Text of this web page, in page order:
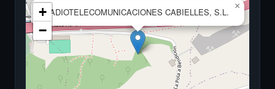
RADIOTELECOMUNICACIONES CABIELLES, S.L.
×
+
−